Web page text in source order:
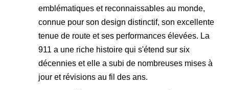
emblématiques et reconnaissables au monde,
connue pour son design distinctif, son excellente
tenue de route et ses performances élevées. La
911 a une riche histoire qui s'étend sur six
décennies et elle a subi de nombreuses mises à
jour et révisions au fil des ans.